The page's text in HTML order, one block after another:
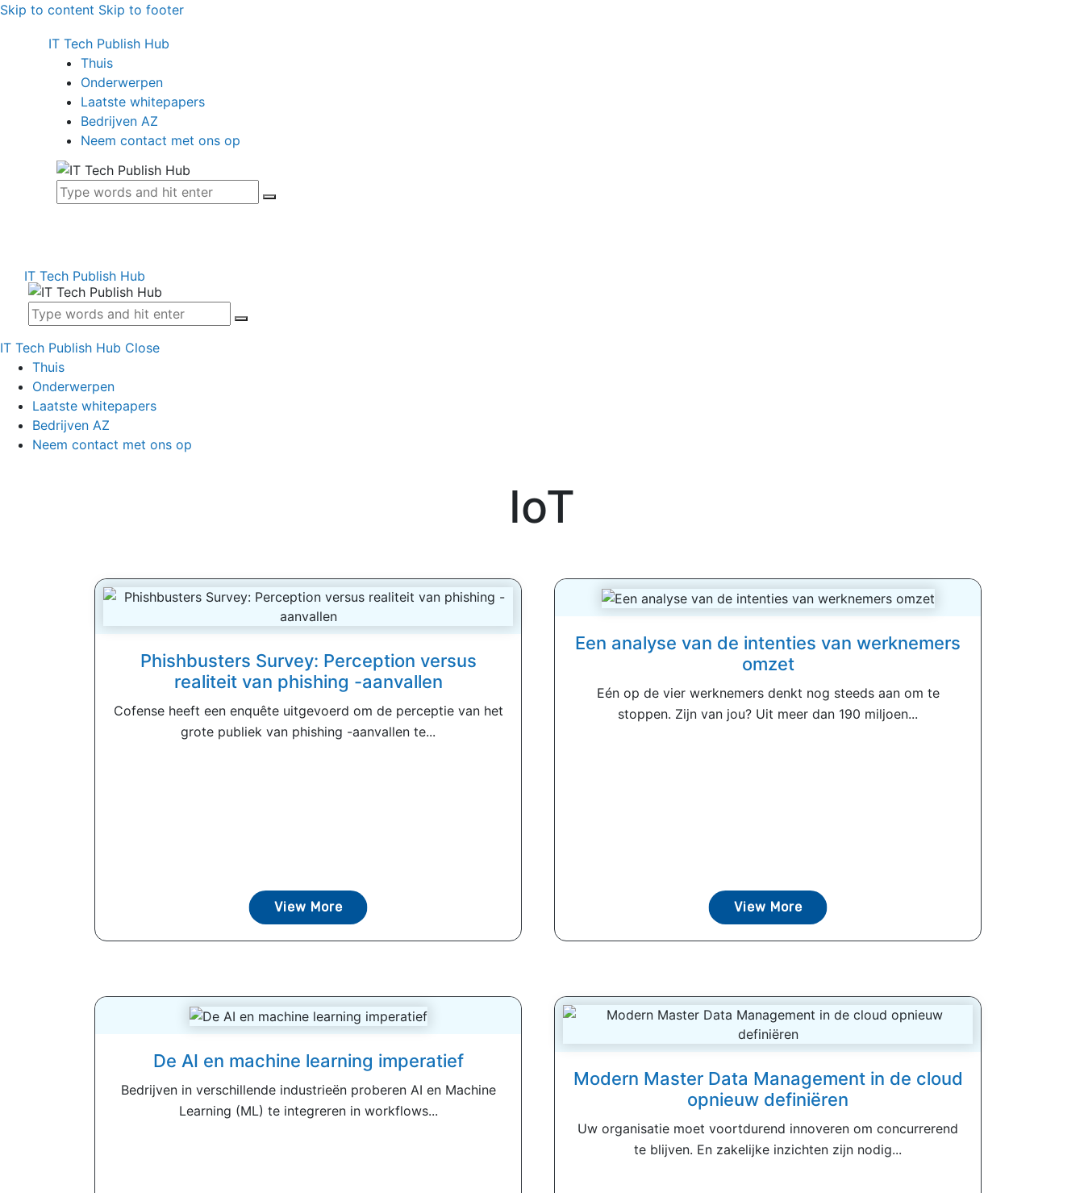
Skip to content Skip to footer
IT Tech Publish Hub
Thuis
Onderwerpen
Laatste whitepapers
Bedrijven AZ
Neem contact met ons op
IT Tech Publish Hub
IT Tech Publish Hub Close
Thuis
Onderwerpen
Laatste whitepapers
Bedrijven AZ
Neem contact met ons op
IoT
Phishbusters Survey: Perception versus
realiteit van phishing -aanvallen
Cofense heeft een enquête uitgevoerd om de perceptie van het
grote publiek van phishing -aanvallen te...
View More
Een analyse van de intenties van werknemers
omzet
Eén op de vier werknemers denkt nog steeds aan om te
stoppen. Zijn van jou? Uit meer dan 190 miljoen...
View More
De AI en machine learning imperatief
Bedrijven in verschillende industrieën proberen AI en Machine
Learning (ML) te integreren in workflows...
Modern Master Data Management in de cloud
opnieuw definiëren
Uw organisatie moet voortdurend innoveren om concurrerend
te blijven. En zakelijke inzichten zijn nodig...